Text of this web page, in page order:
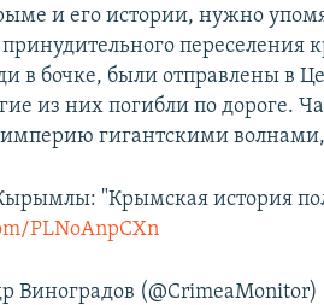
и его истории, нужно
принудительного переселения
в бочке, были отправлены в
из них погибли по дороге.
гигантскими волнами,
"Крымская история
PLNoAnpCXn
Виноградов (@CrimeaMonitor)